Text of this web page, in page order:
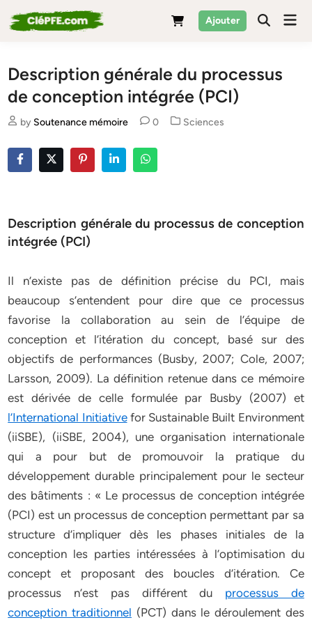
to
Ajouter
Description générale du processus
de conception intégrée (PCI)
by Soutenance mémoire 0
Posted
Sciences
Description générale du processus de conception
intégrée (PCI)
Il n’existe pas de définition précise du PCI, mais
beaucoup s’entendent pour dire que ce processus
favorise la collaboration au sein de l’équipe de
conception et l’itération du concept, basé sur des
objectifs de performances (Busby, 2007; Cole, 2007;
Larsson, 2009). La définition retenue dans ce mémoire
est dérivée de celle formulée par Busby (2007) et
l’International Initiativefor Sustainable Built Environment
(iiSBE), (iiSBE, 2004), une organisation internationale
qui a pour but de promouvoir la pratique du
développement durable principalement pour le secteur
des bâtiments : « Le processus de conception intégrée
(PCI) est un processus de conception permettant par sa
structure d’impliquer dès les phases initiales de la
conception les parties intéressées à l’optimisation du
concept et proposant des boucles d’itération. Ce
processus n’est pas différent du processus de
conception traditionnel (PCT) dans le déroulement des